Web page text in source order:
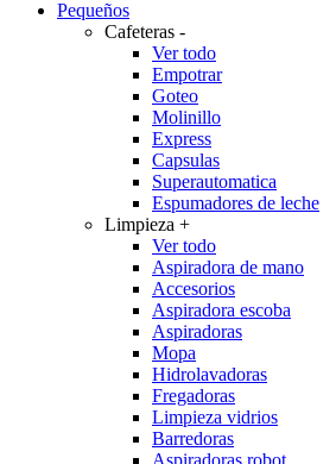
Pequeños
Cafeteras -
Ver todo
Empotrar
Goteo
Molinillo
Express
Capsulas
Superautomatica
Espumadores de leche
Limpieza +
Ver todo
Aspiradora de mano
Accesorios
Aspiradora escoba
Aspiradoras
Mopa
Hidrolavadoras
Fregadoras
Limpieza vidrios
Barredoras
Aspiradoras robot